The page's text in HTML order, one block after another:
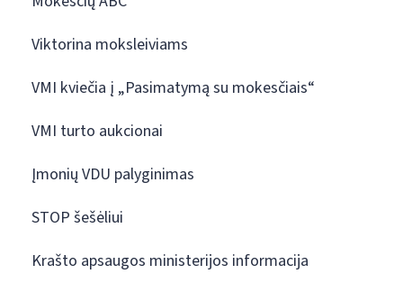
Viktorina moksleiviams
VMI kviečia į „Pasimatymą su mokesčiais“
VMI turto aukcionai
Įmonių VDU palyginimas
STOP šešėliui
Krašto apsaugos ministerijos informacija